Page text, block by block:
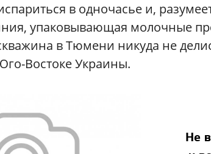
в одночасье и,
упаковывающая молочные
в Тюмени никуда не
Востоке Украины.
Не